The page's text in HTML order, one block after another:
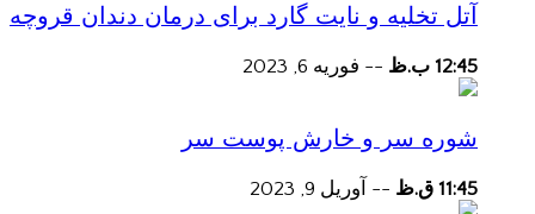
آتل تخلیه و نایت گارد برای درمان دندان قروچه
12:45 ب.ظ -- فوریه 6, 2023
شوره سر و خارش پوست سر
11:45 ق.ظ -- آوریل 9, 2023